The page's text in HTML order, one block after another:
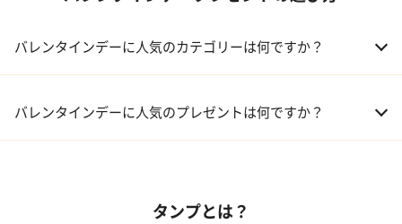
バレンタインデーに人気のカテゴリーは何ですか？
02 メイクアップ
バレンタインデーに人気のプレゼントは何ですか？
02 【名入れギフト】フラワーティントリップ［日本限定ピンクゴ
タンプとは？